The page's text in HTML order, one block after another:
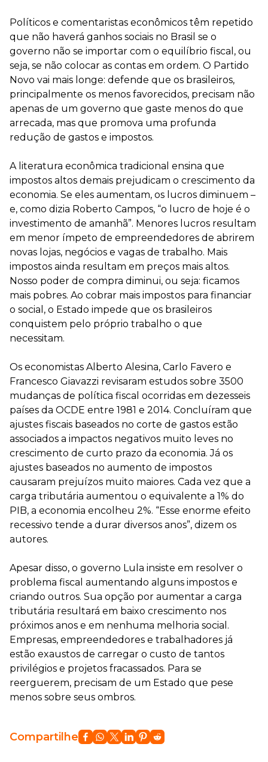
Políticos e comentaristas econômicos têm repetido
que não haverá ganhos sociais no Brasil se o
governo não se importar com o equilíbrio fiscal, ou
seja, se não colocar as contas em ordem. O Partido
Novo vai mais longe: defende que os brasileiros,
principalmente os menos favorecidos, precisam não
apenas de um governo que gaste menos do que
arrecada, mas que promova uma profunda
redução de gastos e impostos.
A literatura econômica tradicional ensina que
impostos altos demais prejudicam o crescimento da
economia. Se eles aumentam, os lucros diminuem –
e, como dizia Roberto Campos, “o lucro de hoje é o
investimento de amanhã”. Menores lucros resultam
em menor ímpeto de empreendedores de abrirem
novas lojas, negócios e vagas de trabalho. Mais
impostos ainda resultam em preços mais altos.
Nosso poder de compra diminui, ou seja: ficamos
mais pobres. Ao cobrar mais impostos para financiar
o social, o Estado impede que os brasileiros
conquistem pelo próprio trabalho o que
necessitam.
Os economistas Alberto Alesina, Carlo Favero e
Francesco Giavazzi revisaram estudos sobre 3500
mudanças de política fiscal ocorridas em dezesseis
países da OCDE entre 1981 e 2014. Concluíram que
ajustes fiscais baseados no corte de gastos estão
associados a impactos negativos muito leves no
crescimento de curto prazo da economia. Já os
ajustes baseados no aumento de impostos
causaram prejuízos muito maiores. Cada vez que a
carga tributária aumentou o equivalente a 1% do
PIB, a economia encolheu 2%. “Esse enorme efeito
recessivo tende a durar diversos anos”, dizem os
autores.
Apesar disso, o governo Lula insiste em resolver o
problema fiscal aumentando alguns impostos e
criando outros. Sua opção por aumentar a carga
tributária resultará em baixo crescimento nos
próximos anos e em nenhuma melhoria social.
Empresas, empreendedores e trabalhadores já
estão exaustos de carregar o custo de tantos
privilégios e projetos fracassados. Para se
reerguerem, precisam de um Estado que pese
menos sobre seus ombros.
Compartilhe